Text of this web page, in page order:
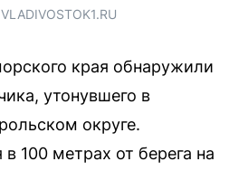
края обнаружили
утонувшего в
округе.
100 метрах от берега на